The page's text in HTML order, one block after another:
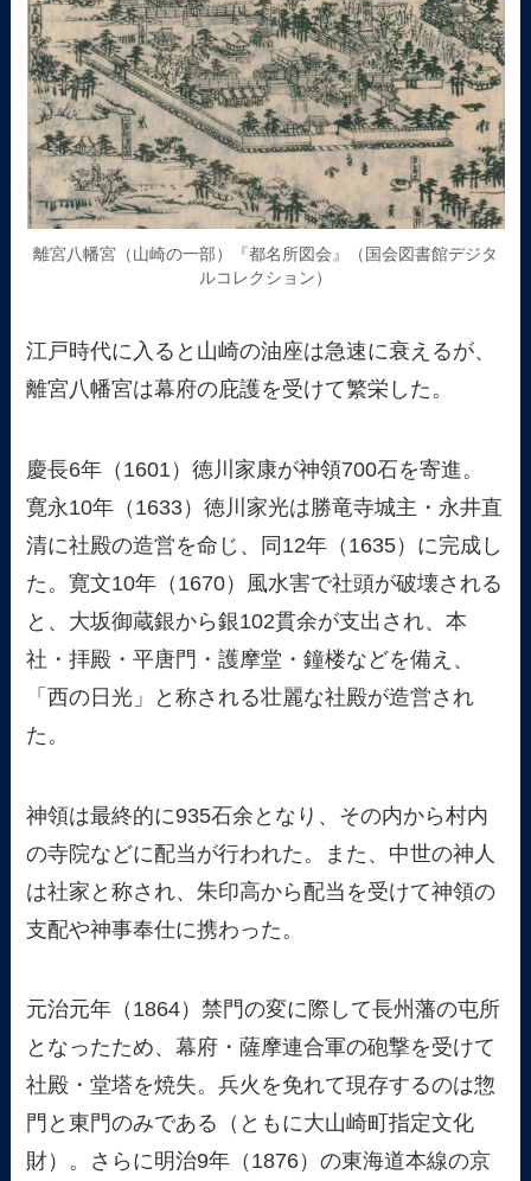
離宮八幡宮（山崎の一部）『都名所図会』（国会図書館デジタ
ルコレクション）
江戸時代に入ると山崎の油座は急速に衰えるが、
離宮八幡宮は幕府の庇護を受けて繁栄した。
慶長6年（1601）徳川家康が神領700石を寄進。
寛永10年（1633）徳川家光は勝竜寺城主・永井直
清に社殿の造営を命じ、同12年（1635）に完成し
た。寛文10年（1670）風水害で社頭が破壊される
と、大坂御蔵銀から銀102貫余が支出され、本
社・拝殿・平唐門・護摩堂・鐘楼などを備え、
「西の日光」と称される壮麗な社殿が造営され
た。
神領は最終的に935石余となり、その内から村内
の寺院などに配当が行われた。また、中世の神人
は社家と称され、朱印高から配当を受けて神領の
支配や神事奉仕に携わった。
元治元年（1864）禁門の変に際して長州藩の屯所
となったため、幕府・薩摩連合軍の砲撃を受けて
社殿・堂塔を焼失。兵火を免れて現存するのは惣
門と東門のみである（ともに大山崎町指定文化
財）。さらに明治9年（1876）の東海道本線の京